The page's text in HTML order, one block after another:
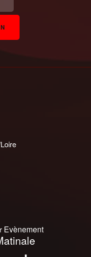
Evènement